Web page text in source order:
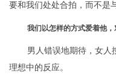
要和我们处处合拍，而不是
我们以怎样的方式爱着他，
男人错误地期待，女人
理想中的反应。